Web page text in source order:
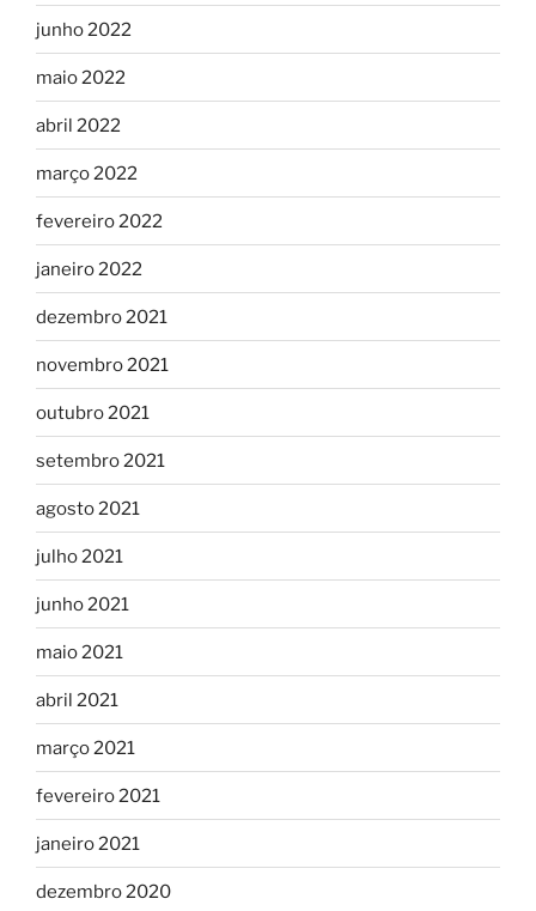
junho 2022
maio 2022
abril 2022
março 2022
fevereiro 2022
janeiro 2022
dezembro 2021
novembro 2021
outubro 2021
setembro 2021
agosto 2021
julho 2021
junho 2021
maio 2021
abril 2021
março 2021
fevereiro 2021
janeiro 2021
dezembro 2020